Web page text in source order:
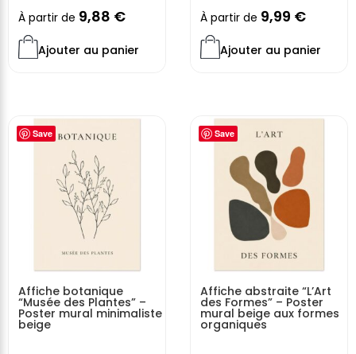
À partir de 9,88 €
Ajouter au panier
À partir de 9,99 €
Ajouter au panier
Save
Affiche botanique
“Musée des Plantes” –
Poster mural minimaliste
beige
Save
Affiche abstraite “L’Art
des Formes” – Poster
mural beige aux formes
organiques